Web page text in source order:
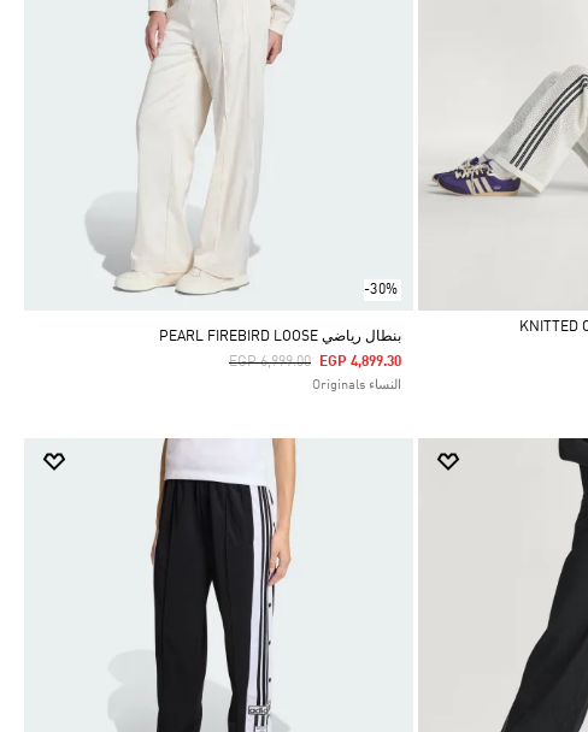
-30%
بنطال رياضي PEARL FIREBIRD LOOSE
Price Reduced From
EGP 6,999.00ToEGP 4,899.30
النساء Originals